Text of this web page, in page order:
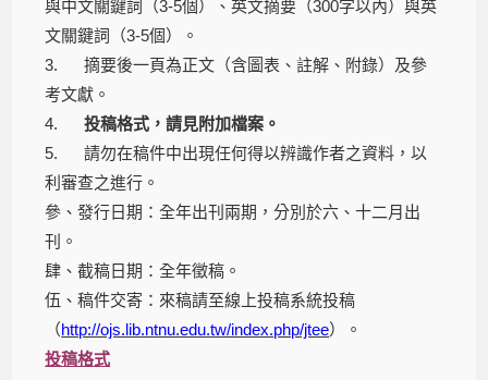
與中文關鍵詞（3-5個）、英文摘要（300字以內）與英
文關鍵詞（3-5個）。
3. 摘要後一頁為正文（含圖表、註解、附錄）及參
考文獻。
4.投稿格式，請見附加檔案。
5. 請勿在稿件中出現任何得以辨識作者之資料，以
利審查之進行。
參、發行日期：全年出刊兩期，分別於六、十二月出
刊。
肆、截稿日期：全年徵稿。
伍、稿件交寄：來稿請至線上投稿系統投稿
（http://ojs.lib.ntnu.edu.tw/index.php/jtee）。
投稿格式